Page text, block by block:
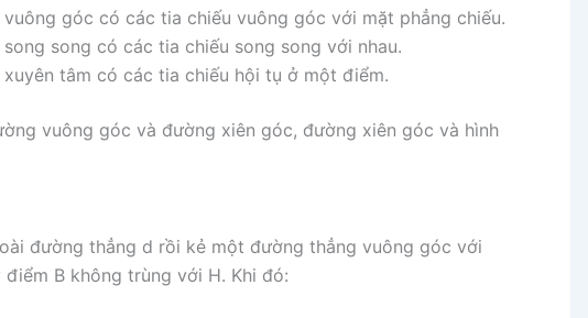
vuông góc có các tia chiếu vuông góc với mặt phẳng chiếu.
song song có các tia chiếu song song với nhau.
xuyên tâm có các tia chiếu hội tụ ở một điểm.
vuông góc và đường xiên góc, đường xiên góc và hình
đường thẳng d rồi kẻ một đường thẳng vuông góc với
B không trùng với H. Khi đó: